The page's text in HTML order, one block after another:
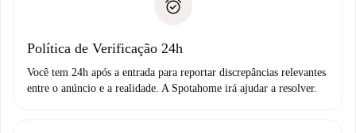
Débito direto bancário
não comunicar nenhum problema.
Política de Verificação 24h
Você tem 24h após a entrada para reportar discrepâncias relevantes
entre o anúncio e a realidade. A Spotahome irá ajudar a resolver.